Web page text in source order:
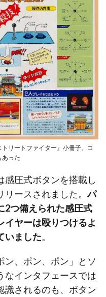
リートファイター』小冊子。コ
あった
感圧式ボタンを搭載し
リースされました。パ
2つ備えられた感圧式
イヤーは殴りつけるよ
いました。
ン、ポン、ポン」とソ
なインタフェースでは
識されるのも、ボタン